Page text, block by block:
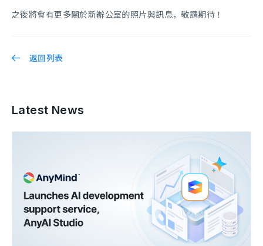
之後將會有更多關於新辦公室的照片與訊息，敬請期待！
返回列表
Latest News